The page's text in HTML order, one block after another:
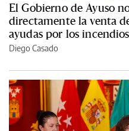
El Gobierno de Ayuso
directamente la venta
ayudas por los incendios
Diego Casado